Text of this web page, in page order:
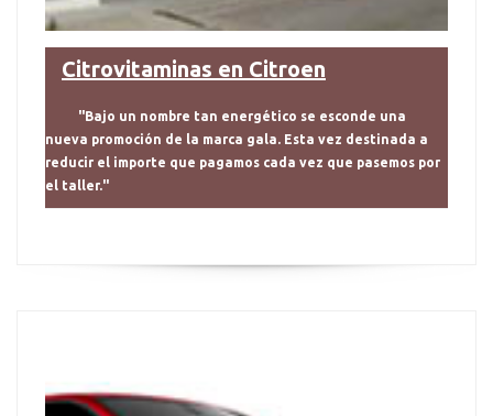
Citrovitaminas en Citroen
"Bajo un nombre tan energético se esconde una
nueva promoción de la marca gala. Esta vez destinada a
reducir el importe que pagamos cada vez que pasemos por
el taller."